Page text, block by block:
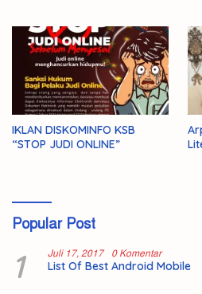
IKLAN DISKOMINFO KSB
“STOP JUDI ONLINE”
Popular Post
1 Juli 17, 2017 0 Komentar
List Of Best Android Mobile